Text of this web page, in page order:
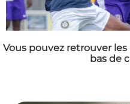
Vous pouvez retrouver
bas de